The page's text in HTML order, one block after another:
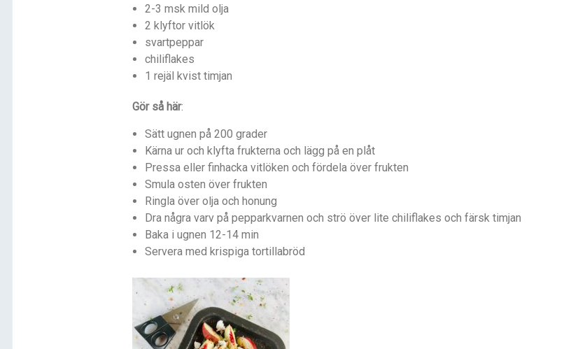
2-3 msk mild olja
2 klyftor vitlök
svartpeppar
chiliflakes
1 rejäl kvist timjan
Gör så här:
Sätt ugnen på 200 grader
Kärna ur och klyfta frukterna och lägg på en plåt
Pressa eller finhacka vitlöken och fördela över frukten
Smula osten över frukten
Ringla över olja och honung
Dra några varv på pepparkvarnen och strö över lite chiliflakes och färsk timjan
Baka i ugnen 12-14 min
Servera med krispiga tortillabröd